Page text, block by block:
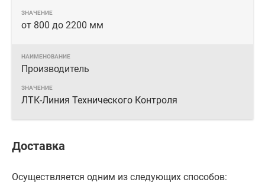
от 800 до 2200 мм
Производитель
ЛТК-Линия Технического Контроля
Доставка
Осуществляется одним из следующих способов: